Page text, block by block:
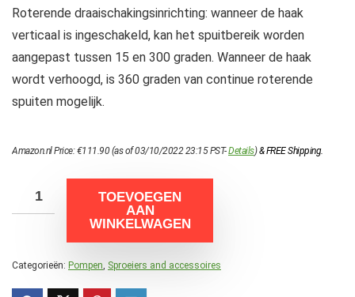
Roterende draaischakingsinrichting: wanneer de haak
verticaal is ingeschakeld, kan het spuitbereik worden
aangepast tussen 15 en 300 graden. Wanneer de haak
wordt verhoogd, is 360 graden van continue roterende
spuiten mogelijk.
Amazon.nl Price:€111.90(as of 03/10/2022 23:15 PST-Details)&FREE Shipping.
TOEVOEGEN
AAN
WINKELWAGEN
Categorieën: Pompen, Sproeiers and accessoires